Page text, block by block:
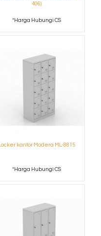
406)
*Harga Hubungi CS
Locker kantor Modera ML-8815
*Harga Hubungi CS